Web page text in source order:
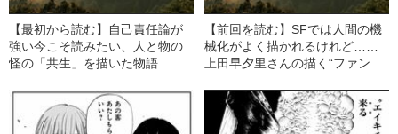
【最初から読む】自己責任論が
強い今こそ読みたい、人と物の
怪の「共生」を描いた物語
【前回を読む】SFでは人間の機
械化がよく描かれるけれど……
上田早夕里さんの描く“ファンタ